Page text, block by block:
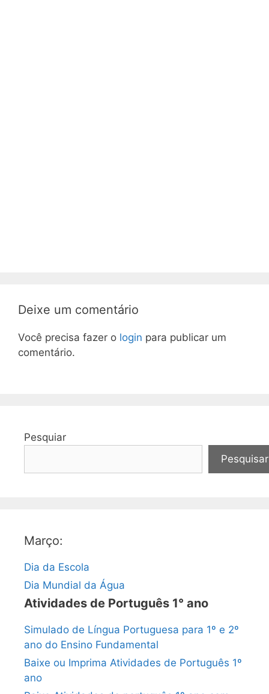
Deixe um comentário
Você precisa fazer o login para publicar um
comentário.
Pesquiar
Pesquisar
Março:
Dia da Escola
Dia Mundial da Água
Atividades de Português 1° ano
Simulado de Língua Portuguesa para 1º e 2º
ano do Ensino Fundamental
Baixe ou Imprima Atividades de Português 1º
ano